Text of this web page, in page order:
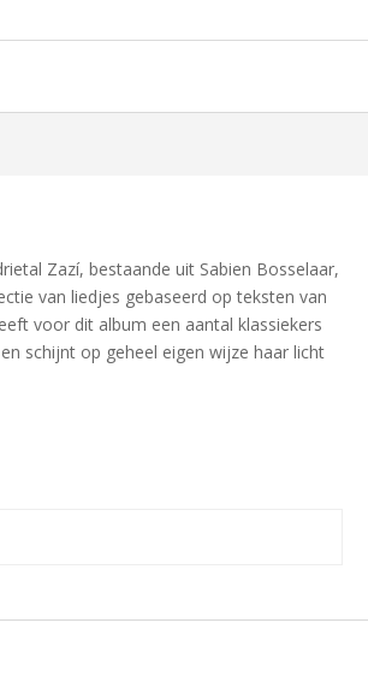
Zazí, bestaande uit Sabien Bosselaar,
van liedjes gebaseerd op teksten van
voor dit album een aantal klassiekers
schijnt op geheel eigen wijze haar licht